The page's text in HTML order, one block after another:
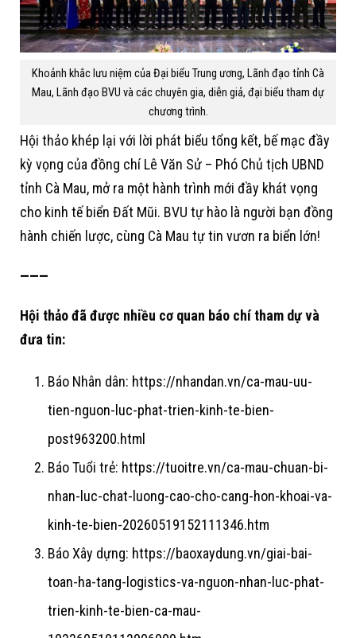
Khoảnh khắc lưu niệm của Đại biểu Trung ương, Lãnh đạo tỉnh Cà
Mau, Lãnh đạo BVU và các chuyên gia, diễn giả, đại biểu tham dự
chương trình.
Hội thảo khép lại với lời phát biểu tổng kết, bế mạc đầy
kỳ vọng của đồng chí Lê Văn Sử – Phó Chủ tịch UBND
tỉnh Cà Mau, mở ra một hành trình mới đầy khát vọng
cho kinh tế biển Đất Mũi. BVU tự hào là người bạn đồng
hành chiến lược, cùng Cà Mau tự tin vươn ra biển lớn!
———
Hội thảo đã được nhiều cơ quan báo chí tham dự và
đưa tin:
Báo Nhân dân: https://nhandan.vn/ca-mau-uu-
tien-nguon-luc-phat-trien-kinh-te-bien-
post963200.html
Báo Tuổi trẻ: https://tuoitre.vn/ca-mau-chuan-bi-
nhan-luc-chat-luong-cao-cho-cang-hon-khoai-va-
kinh-te-bien-20260519152111346.htm
Báo Xây dựng: https://baoxaydung.vn/giai-bai-
toan-ha-tang-logistics-va-nguon-nhan-luc-phat-
trien-kinh-te-bien-ca-mau-